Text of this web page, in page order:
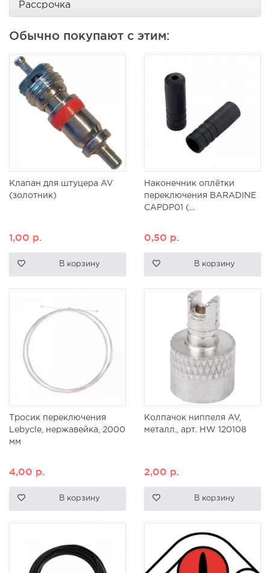
Рассрочка
Обычно покупают с этим:
Клапан для штуцера AV
(золотник)
1,00 р.
В корзину
Наконечник оплётки
переключения BARADINE
CAPDP01 (...
0,50 р.
В корзину
Тросик переключения
Lebycle, нержавейка, 2000
мм
4,00 р.
В корзину
Колпачок ниппеля AV,
металл., арт. HW 120108
2,00 р.
В корзину